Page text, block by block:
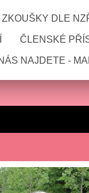
ZKOUŠKY DLE
ČLENSKÉ
NAJDETE -